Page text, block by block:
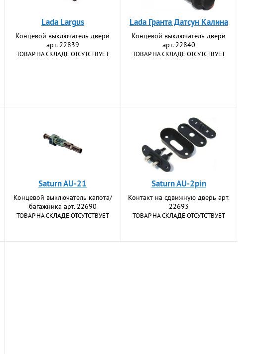
Lada Largus
Концевой выключатель двери
арт. 22839
ТОВАР НА СКЛАДЕ ОТСУТСТВУЕТ
Lada Гранта Датсун Калина
Концевой выключатель двери
арт. 22840
ТОВАР НА СКЛАДЕ ОТСУТСТВУЕТ
Saturn AU-21
Концевой выключатель капота/
багажника арт. 22690
ТОВАР НА СКЛАДЕ ОТСУТСТВУЕТ
Saturn AU-2pin
Контакт на сдвижную дверь арт.
22693
ТОВАР НА СКЛАДЕ ОТСУТСТВУЕТ